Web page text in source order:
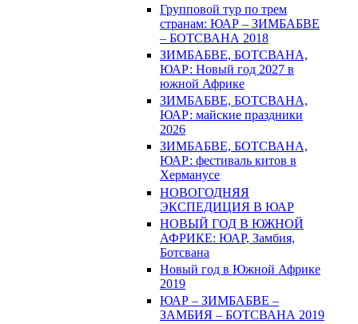
Групповой тур по трем
странам: ЮАР – ЗИМБАБВЕ
– БОТСВАНА 2018
ЗИМБАБВЕ, БОТСВАНА,
ЮАР: Новый год 2027 в
южной Африке
ЗИМБАБВЕ, БОТСВАНА,
ЮАР: майские праздники
2026
ЗИМБАБВЕ, БОТСВАНА,
ЮАР: фестиваль китов в
Херманусе
НОВОГОДНЯЯ
ЭКСПЕДИЦИЯ В ЮАР
НОВЫЙ ГОД В ЮЖНОЙ
АФРИКЕ: ЮАР, Замбия,
Ботсвана
Новый год в Южной Африке
2019
ЮАР – ЗИМБАБВЕ –
ЗАМБИЯ – БОТСВАНА 2019